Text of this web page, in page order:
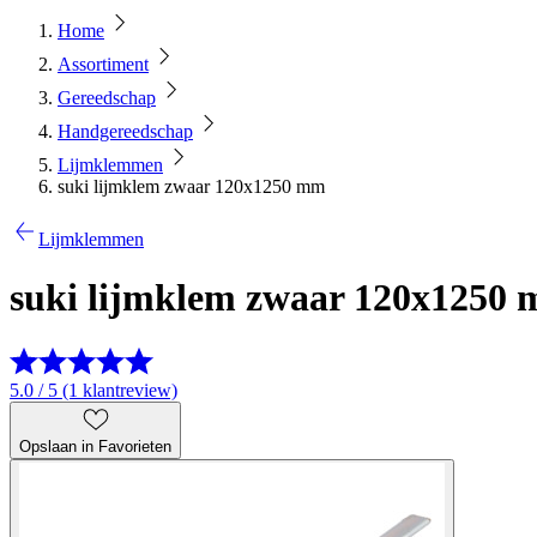
Home
Assortiment
Gereedschap
Handgereedschap
Lijmklemmen
suki lijmklem zwaar 120x1250 mm
Lijmklemmen
suki lijmklem zwaar 120x1250
5.0 / 5 (1 klantreview)
Opslaan in Favorieten